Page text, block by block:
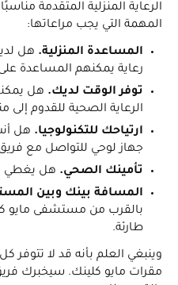
الرعاية المنزلية المتقدمة
المهمة التي يجب مراعاتها:
المساعدة المنزلية. هل
رعاية يمكنهم المساعدة على
توفر الوقت لديك. هل
الرعاية الصحية للقدوم إلى
ارتياحك للتكنولوجيا. هل
جهاز لوحي للتواصل مع فريق
تأمينك الصحي. هل يغطي
المسافة بينك وبين
بالقرب من مستشفى مايو
طارئة.
وينبغي العلم بأنه قد لا
مقرات مايو كلينك. سيخبرك